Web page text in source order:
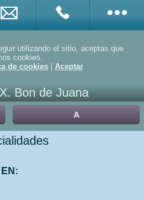
Twitter
Yelp
utilizando el sitio, aceptas que
cookies.
de cookies Aceptar
Bon de Juana
A